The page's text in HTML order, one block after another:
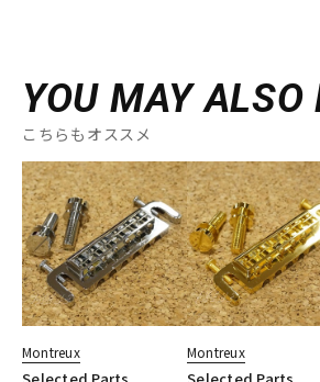
YOU MAY ALSO
こちらもオススメ
Montreux Montreux